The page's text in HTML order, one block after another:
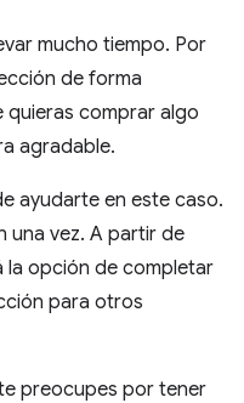
mucho tiempo. Por
de forma
quieras comprar algo
agradable.
ayudarte en este caso.
una vez. A partir de
la opción de completar
para otros
preocupes por tener